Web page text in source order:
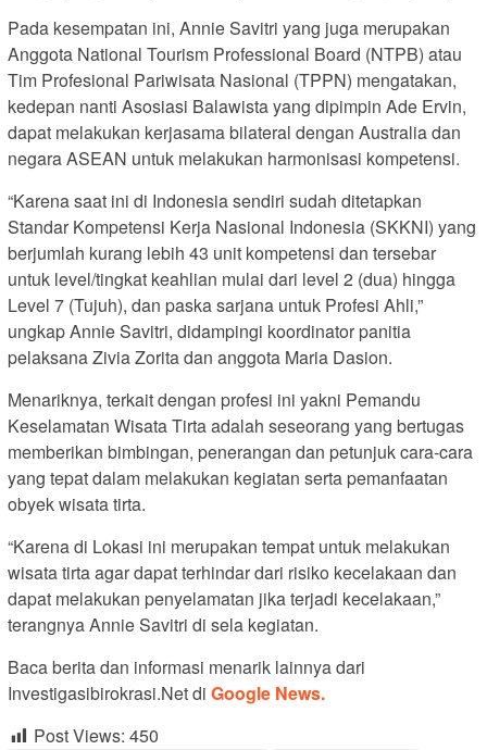
Pada kesempatan ini, Annie Savitri yang juga merupakan
Anggota National Tourism Professional Board (NTPB) atau
Tim Profesional Pariwisata Nasional (TPPN) mengatakan,
kedepan nanti Asosiasi Balawista yang dipimpin Ade Ervin,
dapat melakukan kerjasama bilateral dengan Australia dan
negara ASEAN untuk melakukan harmonisasi kompetensi.
“Karena saat ini di Indonesia sendiri sudah ditetapkan
Standar Kompetensi Kerja Nasional Indonesia (SKKNI) yang
berjumlah kurang lebih 43 unit kompetensi dan tersebar
untuk level/tingkat keahlian mulai dari level 2 (dua) hingga
Level 7 (Tujuh), dan paska sarjana untuk Profesi Ahli,”
ungkap Annie Savitri, didampingi koordinator panitia
pelaksana Zivia Zorita dan anggota Maria Dasion.
Menariknya, terkait dengan profesi ini yakni Pemandu
Keselamatan Wisata Tirta adalah seseorang yang bertugas
memberikan bimbingan, penerangan dan petunjuk cara-cara
yang tepat dalam melakukan kegiatan serta pemanfaatan
obyek wisata tirta.
“Karena di Lokasi ini merupakan tempat untuk melakukan
wisata tirta agar dapat terhindar dari risiko kecelakaan dan
dapat melakukan penyelamatan jika terjadi kecelakaan,”
terangnya Annie Savitri di sela kegiatan.
Baca berita dan informasi menarik lainnya dari
Investigasibirokrasi.Net di Google News.
Post Views: 450